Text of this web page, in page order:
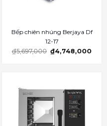
Bếp chiên nhúng Berjaya Df
12-17
₫5,697,000 ₫4,748,000